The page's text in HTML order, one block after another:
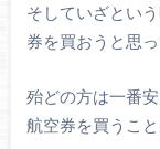
そしていざとい
券を買おうと思
殆どの方は一番
航空券を買うこと